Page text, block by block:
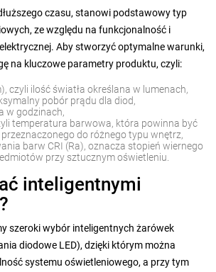
czasu, stanowi podstawowy typ
ze względu na funkcjonalność i
Aby stworzyć optymalne warunki,
na kluczowe parametry produktu, czyli:
czyli ilość światła określana w lumenach,
pobór prądu dla diod,
w godzinach,
temperatura barwowa, która powinna być
do różnego typu wnętrz,
barw CRI (Ra), oznacza stopień wiernego
przy sztucznym oświetleniu.
inteligentnymi
szeroki wybór inteligentnych żarówek
diodowe LED), dzięki którym można
systemu oświetleniowego, a przy tym